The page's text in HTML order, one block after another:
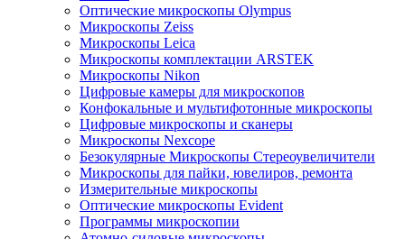
Оптические микроскопы Olympus
Микроскопы Zeiss
Микроскопы Leica
Микроскопы комплектации ARSTEK
Микроскопы Nikon
Цифровые камеры для микроскопов
Конфокальные и мультифотонные микроскопы
Цифровые микроскопы и сканеры
Микроскопы Nexcope
Безокулярные Микроскопы Стереоувеличители
Микроскопы для пайки, ювелиров, ремонта
Измерительные микроскопы
Оптические микроскопы Evident
Программы микроскопии